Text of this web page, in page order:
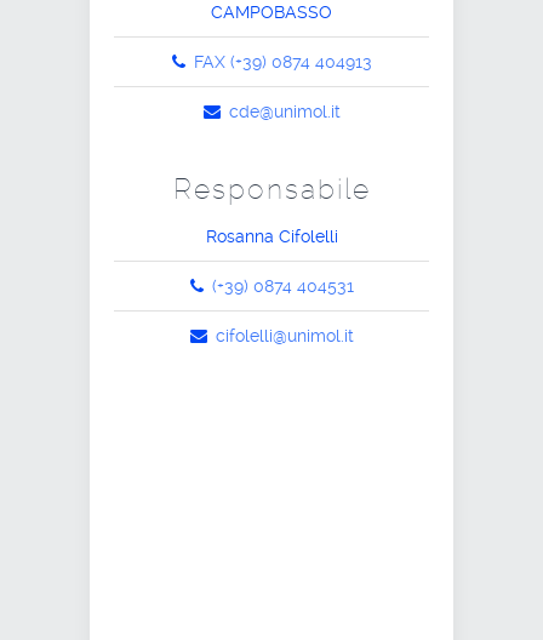
CAMPOBASSO
FAX (+39) 0874 404913
cde@unimol.it
Responsabile
Rosanna Cifolelli
(+39) 0874 404531
cifolelli@unimol.it